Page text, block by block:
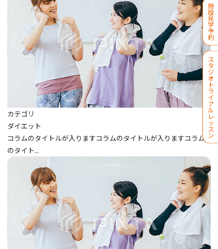
カテゴリ
ダイエット
コラムのタイトルが入りますコラムのタイトルが入りますコラム
のタイト...
施
設
見
学
予
約
ス
タ
ジ
オ
ト
ラ
イ
ア
ル
レ
ッ
ス
ン